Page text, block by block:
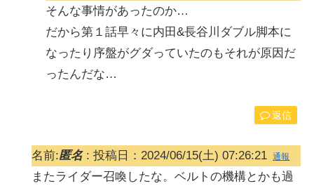
そんな事情があったのか…
だから第１話早々に内田&長谷川ダブル脚本に
なったり序盤がグダっていたのもそれが原因だ
ったんだな…
返信
名前:匿名: 投稿日：2024/06/15(土) 07:26:21 通報
またライダー召喚したな。ベルトの機構とかも過